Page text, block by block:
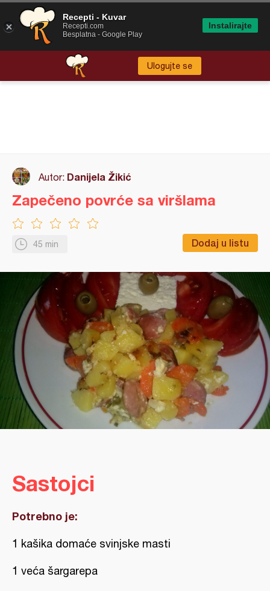
Ulogujte se
Autor: Danijela Žikić
45 min Dodaj u listu
Zapečeno povrće sa viršlama
Sastojci
Potrebno je:
1 kašika domaće svinjske masti
1 veća šargarepa
Recepti - Kuvar
Recepti.com
Besplatna - Google Play
Instalirajte